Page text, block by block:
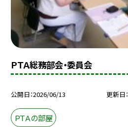
ＰＴＡ総務部会・委員会
公開日 2026/06/13 更新日
ＰＴＡの部屋